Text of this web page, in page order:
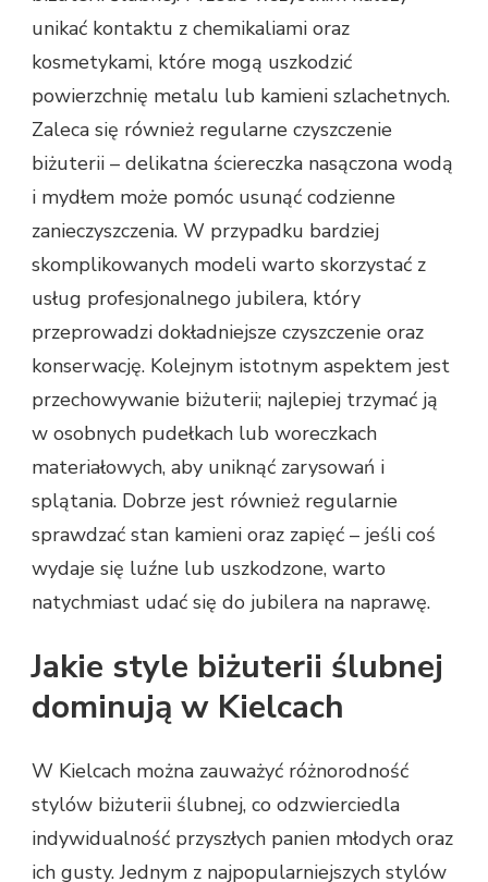
unikać kontaktu z chemikaliami oraz
kosmetykami, które mogą uszkodzić
powierzchnię metalu lub kamieni szlachetnych.
Zaleca się również regularne czyszczenie
biżuterii – delikatna ściereczka nasączona wodą
i mydłem może pomóc usunąć codzienne
zanieczyszczenia. W przypadku bardziej
skomplikowanych modeli warto skorzystać z
usług profesjonalnego jubilera, który
przeprowadzi dokładniejsze czyszczenie oraz
konserwację. Kolejnym istotnym aspektem jest
przechowywanie biżuterii; najlepiej trzymać ją
w osobnych pudełkach lub woreczkach
materiałowych, aby uniknąć zarysowań i
splątania. Dobrze jest również regularnie
sprawdzać stan kamieni oraz zapięć – jeśli coś
wydaje się luźne lub uszkodzone, warto
natychmiast udać się do jubilera na naprawę.
Jakie style biżuterii ślubnej
dominują w Kielcach
W Kielcach można zauważyć różnorodność
stylów biżuterii ślubnej, co odzwierciedla
indywidualność przyszłych panien młodych oraz
ich gusty. Jednym z najpopularniejszych stylów